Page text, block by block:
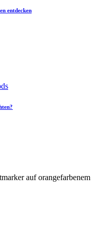
entdecken